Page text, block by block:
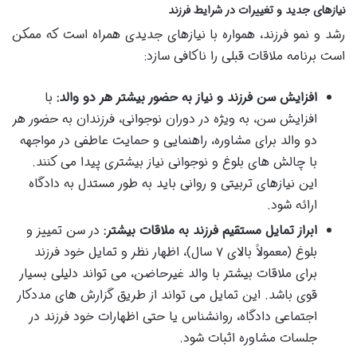
نیازهای جدید و تغییرات در شرایط فرزند
رشد و نمو فرزند، همواره با نیازهای جدیدی همراه است که ممکن
است برنامه ملاقات قبلی را ناکافی سازد:
افزایش سن فرزند و نیاز به حضور بیشتر هر دو والد: با
افزایش سن، به ویژه در دوران نوجوانی، فرزندان به حضور هر
دو والد برای مشاوره، راهنمایی و حمایت عاطفی در مواجهه
با چالش های بلوغ و نوجوانی نیاز بیشتری پیدا می کنند.
این نیازهای تربیتی و روانی باید به طور مستدل به دادگاه
ارائه شود.
ابراز تمایل مستقیم فرزند به ملاقات بیشتر: در سن تمییز و
بلوغ (معمولاً بالای ۷ سال)، اظهار نظر و تمایل خود فرزند
برای ملاقات بیشتر با والد غیرحاضن، می تواند دلیلی بسیار
قوی باشد. این تمایل می تواند از طریق گزارش های مددکار
اجتماعی دادگاه، روانشناس یا حتی اظهارات خود فرزند در
جلسات مشاوره اثبات شود.